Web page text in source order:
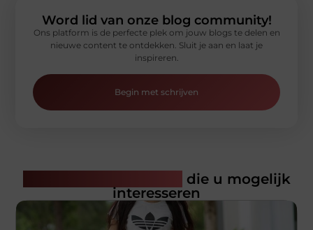
Word lid van onze blog community!
Ons platform is de perfecte plek om jouw blogs te delen en
nieuwe content te ontdekken. Sluit je aan en laat je
inspireren.
Begin met schrijven
die u mogelijk
interesseren